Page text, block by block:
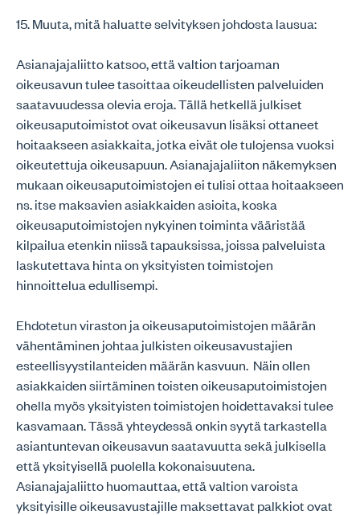
15. Muuta, mitä haluatte selvityksen johdosta lausua:
Asianajajaliitto katsoo, että valtion tarjoaman
oikeusavun tulee tasoittaa oikeudellisten palveluiden
saatavuudessa olevia eroja. Tällä hetkellä julkiset
oikeusaputoimistot ovat oikeusavun lisäksi ottaneet
hoitaakseen asiakkaita, jotka eivät ole tulojensa vuoksi
oikeutettuja oikeusapuun. Asianajajaliiton näkemyksen
mukaan oikeusaputoimistojen ei tulisi ottaa hoitaakseen
ns. itse maksavien asiakkaiden asioita, koska
oikeusaputoimistojen nykyinen toiminta vääristää
kilpailua etenkin niissä tapauksissa, joissa palveluista
laskutettava hinta on yksityisten toimistojen
hinnoittelua edullisempi.
Ehdotetun viraston ja oikeusaputoimistojen määrän
vähentäminen johtaa julkisten oikeusavustajien
esteellisyystilanteiden määrän kasvuun. Näin ollen
asiakkaiden siirtäminen toisten oikeusaputoimistojen
ohella myös yksityisten toimistojen hoidettavaksi tulee
kasvamaan. Tässä yhteydessä onkin syytä tarkastella
asiantuntevan oikeusavun saatavuutta sekä julkisella
että yksityisellä puolella kokonaisuutena.
Asianajajaliitto huomauttaa, että valtion varoista
yksityisille oikeusavustajille maksettavat palkkiot ovat